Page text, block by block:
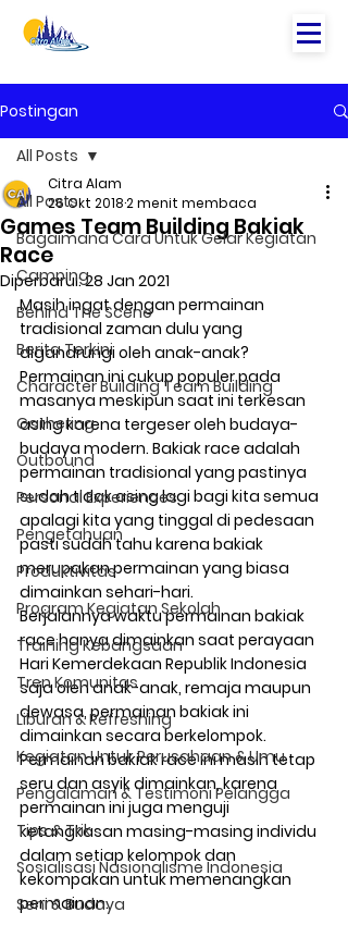
Postingan
All Posts
Bagaimana Cara Untuk Gelar Kegiatan
Camping
Behind The Scene
Berita Terkini
Character Building Team Building
Gathering
Outbound
Personal Experiences
Pengetahuan
Produktivitas
Program Kegiatan Sekolah
Training Kebangsaan
Tren Komunitas
Liburan & Refreshing
Kegiatan Untuk Perusahaan & Umu
Pengalaman & Testimoni Pelangga
Tips & Trik
Sosialisasi Nasionalisme Indonesia
Seni & Budaya
All Posts
Games Team Building Bakiak
Race
Citra Alam
26 Okt 20182 menit membaca
Diperbarui:28 Jan 2021
Masih ingat dengan permainan
tradisional zaman dulu yang
digandrungi oleh anak-anak?
Permainan ini cukup populer pada
masanya meskipun saat ini terkesan
asing karena tergeser oleh budaya-
budaya modern. Bakiak race adalah
permainan tradisional yang pastinya
sudah tidak asing lagi bagi kita semua
apalagi kita yang tinggal di pedesaan
pasti sudah tahu karena bakiak
merupakan permainan yang biasa
dimainkan sehari-hari.
Berjalannya waktu permainan bakiak
race hanya dimainkan saat perayaan
Hari Kemerdekaan Republik Indonesia
saja oleh anak-anak, remaja maupun
dewasa, permainan bakiak ini
dimainkan secara berkelompok.
Permainan bakiak race ini masih tetap
seru dan asyik dimainkan, karena
permainan ini juga menguji
ketangkasan masing-masing individu
dalam setiap kelompok dan
kekompakan untuk memenangkan
permainan.